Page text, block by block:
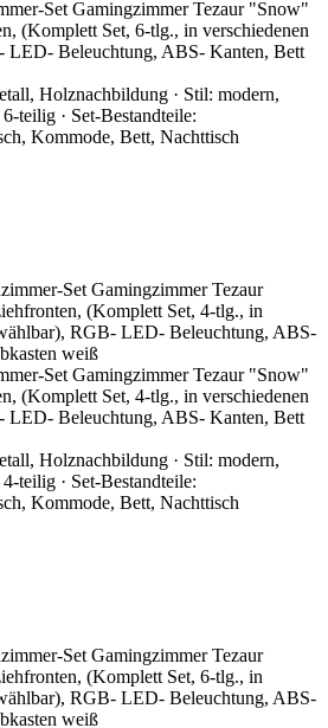
Set Gamingzimmer Tezaur "Snow"
(Komplett Set, 6-tlg., in verschiedenen
LED- Beleuchtung, ABS- Kanten, Bett
Holznachbildung · Stil: modern,
teilig · Set-Bestandteile:
Kommode, Bett, Nachttisch
Set Gamingzimmer Tezaur "Snow"
(Komplett Set, 4-tlg., in verschiedenen
LED- Beleuchtung, ABS- Kanten, Bett
Holznachbildung · Stil: modern,
teilig · Set-Bestandteile:
Kommode, Bett, Nachttisch